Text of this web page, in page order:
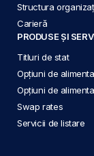
Structura
Carieră
PRODUSE ȘI
Titluri de stat
Opțiuni de
Opțiuni de
Swap rates
Servicii de listare